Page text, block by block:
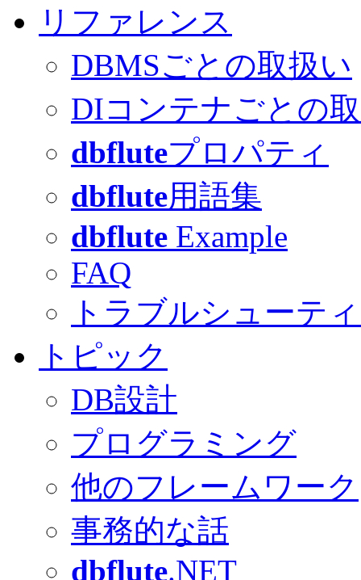
リファレンス
DBMSごとの取扱い
DIコンテナごとの
dbfluteプロパティ
dbflute用語集
dbflute Example
FAQ
トラブルシューテ
トピック
DB設計
プログラミング
他のフレームワーク
事務的な話
dbflute.NET